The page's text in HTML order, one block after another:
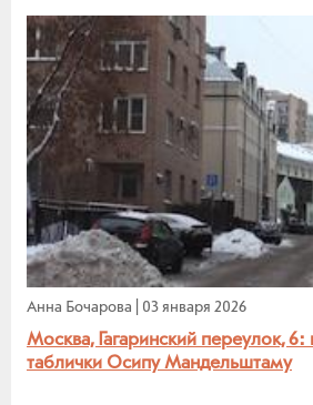
Анна Бочарова 03 января 2026
Москва, Гагаринский переулок, 6:
таблички Осипу Мандельштаму